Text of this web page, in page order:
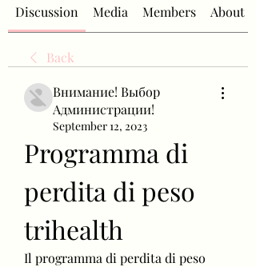
Discussion Media Members About
Back
Внимание! Выбор
Администрации!
September 12, 2023
Programma di
perdita di peso
trihealth
Il programma di perdita di peso